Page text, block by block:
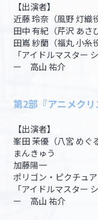
【出演者】
近藤 玲奈（風野 灯織役
田中 有紀（芹沢 あさ
田嶌 紗蘭（福丸 小糸役
「アイドルマスター
ー 高山 祐介
第2部『アニメクリ
【出演者】
峯田 茉優（八宮 めぐ
まんきゅう
加藤陽一
ポリゴン・ピクチュ
「アイドルマスター
ー 高山 祐介